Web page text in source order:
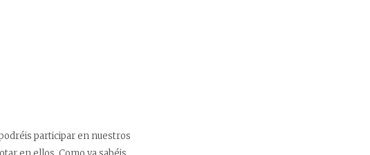
participar en nuestros